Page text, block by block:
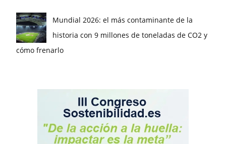
Mundial 2026: el más contaminante de la
historia con 9 millones de toneladas de CO2 y
cómo frenarlo